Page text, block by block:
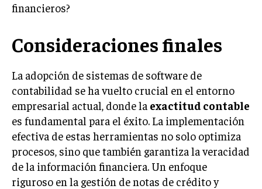
financieros?
Consideraciones finales
La adopción de sistemas de software de
contabilidad se ha vuelto crucial en el entorno
empresarial actual, donde la exactitud contable
es fundamental para el éxito. La implementación
efectiva de estas herramientas no solo optimiza
procesos, sino que también garantiza la veracidad
de la información financiera. Un enfoque
riguroso en la gestión de notas de crédito y